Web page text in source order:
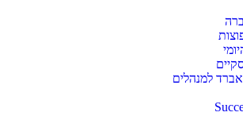
למנהלים